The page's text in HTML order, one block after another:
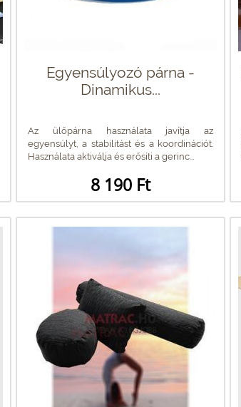
Egyensúlyozó párna -
Dinamikus...
Az ülőpárna használata javítja az
egyensúlyt, a stabilitást és a koordinációt.
Használata aktiválja és erősíti a gerinc...
8 190 Ft